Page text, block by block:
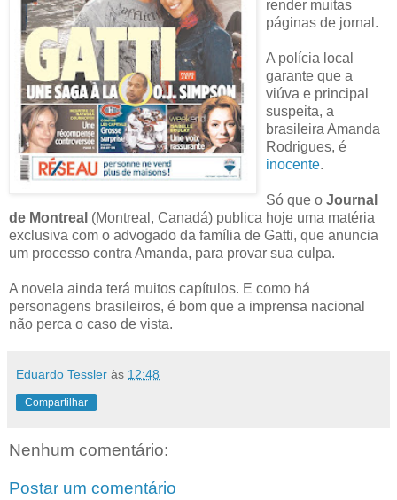
render muitas
páginas de jornal.
A polícia local
garante que a
viúva e principal
suspeita, a
brasileira Amanda
Rodrigues, é
inocente.
Só que o Journal
de Montreal (Montreal, Canadá) publica hoje uma matéria
exclusiva com o advogado da família de Gatti, que anuncia
um processo contra Amanda, para provar sua culpa.
A novela ainda terá muitos capítulos. E como há
personagens brasileiros, é bom que a imprensa nacional
não perca o caso de vista.
Eduardo Tessler às 12:48
Compartilhar
Nenhum comentário:
Postar um comentário